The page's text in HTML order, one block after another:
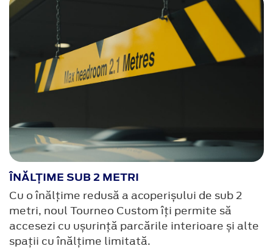
ÎNĂLȚIME SUB 2 METRI
Cu o înălțime redusă a acoperișului de sub 2
metri, noul Tourneo Custom îți permite să
accesezi cu ușurință parcările interioare și alte
spații cu înălțime limitată.